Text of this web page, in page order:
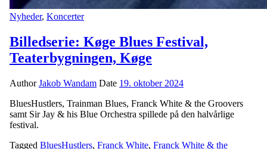
Nyheder, Koncerter
Billedserie: Køge Blues Festival,
Teaterbygningen, Køge
AuthorJakob Wandam Date 19. oktober 2024
BluesHustlers, Trainman Blues, Franck White & the Groovers
samt Sir Jay & his Blue Orchestra spillede på den halvårlige
festival.
Tagged BluesHustlers, Franck White, Franck White & the